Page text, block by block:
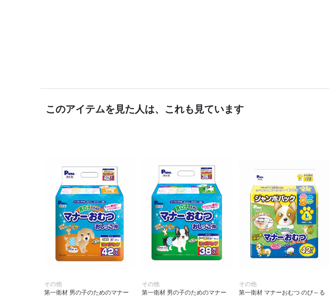
このアイテムを見た人は、これも見ています
その他
第一衛材 男の子のためのマナー
その他
第一衛材 男の子のためのマナー
その他
第一衛材 マナーおむつ のび～る